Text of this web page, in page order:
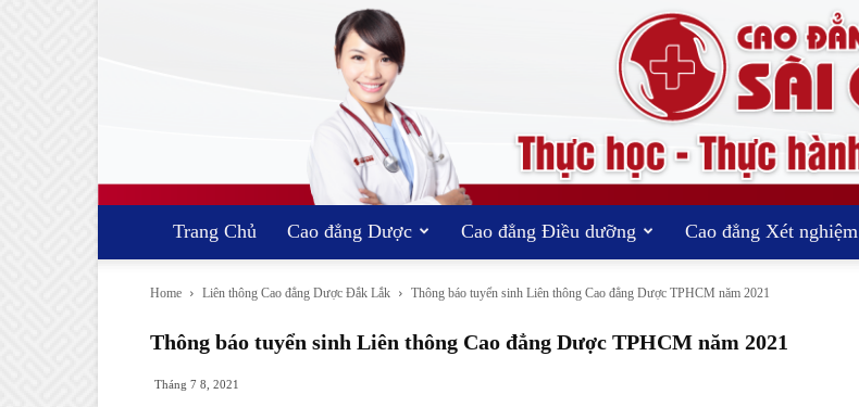
Trang Chủ Cao đẳng Dược Cao đẳng Điều dưỡng Cao đẳng Xét nghiệm
Home Liên thông Cao đẳng Dược Đắk Lắk Thông báo tuyển sinh Liên thông Cao đẳng Dược TPHCM năm 2021
Thông báo tuyển sinh Liên thông Cao đẳng Dược TPHCM năm 2021
Tháng 7 8, 2021